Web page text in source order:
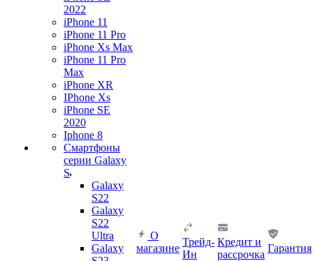
2022
iPhone 11
iPhone 11 Pro
iPhone Xs Max
iPhone 11 Pro
Max
iPhone XR
IPhone Xs
iPhone SE
2020
Iphone 8
Смартфоны
серии Galaxy
S
Galaxy
S22
Galaxy
S22
Ultra
Galaxy
О
магазине
Трейд-
Ин
Кредит и
рассрочка
Гарантия